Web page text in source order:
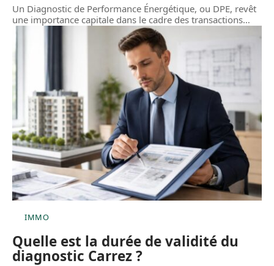
Un Diagnostic de Performance Énergétique, ou DPE, revêt
une importance capitale dans le cadre des transactions…
IMMO
Quelle est la durée de validité du
diagnostic Carrez ?